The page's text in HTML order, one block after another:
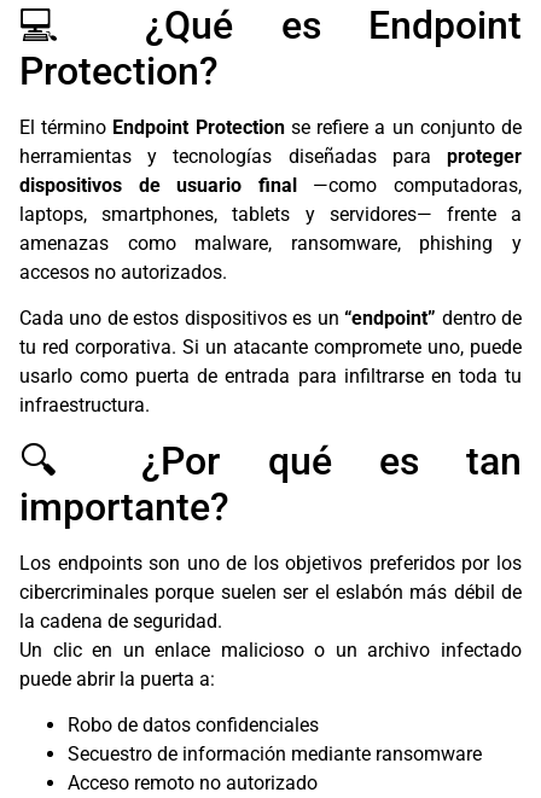
💻 ¿Qué es Endpoint
Protection?
El término Endpoint Protectionse refiere a un conjunto de
herramientas y tecnologías diseñadas para proteger
dispositivos de usuario final—como computadoras,
laptops, smartphones, tablets y servidores— frente a
amenazas como malware, ransomware, phishing y
accesos no autorizados.
Cada uno de estos dispositivos es un“endpoint” dentro de
tu red corporativa. Si un atacante compromete uno, puede
usarlo como puerta de entrada para infiltrarse en toda tu
infraestructura.
🔍 ¿Por qué es tan
importante?
Los endpoints son uno de los objetivos preferidos por los
cibercriminales porque suelen ser el eslabón más débil de
la cadena de seguridad.
Un clic en un enlace malicioso o un archivo infectado
puede abrir la puerta a:
Robo de datos confidenciales
Secuestro de información mediante ransomware
Acceso remoto no autorizado